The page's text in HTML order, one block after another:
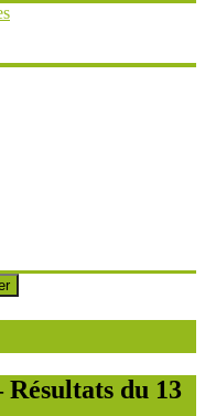
du 13